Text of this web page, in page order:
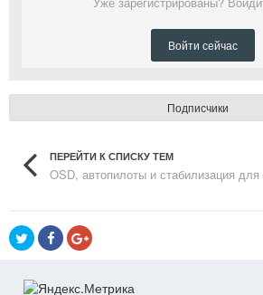
Войти сейчас
Подписчики
ПЕРЕЙТИ К СПИСКУ ТЕМ
OSD, автопилоты и стабилизация